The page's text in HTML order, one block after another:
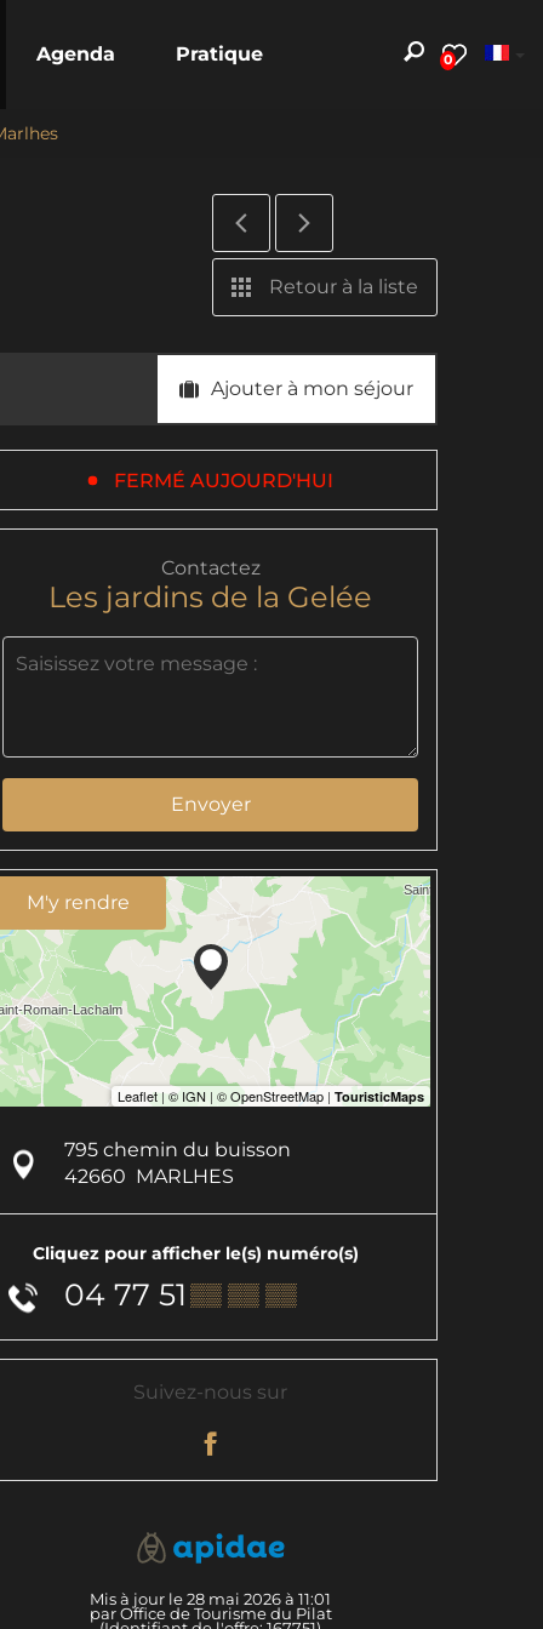
0
Agenda Pratique
Retour à la liste
Ajouter à mon séjour
FERMÉ AUJOURD'HUI
Contactez
Les jardins de la Gelée
Envoyer
M'y rendre
795 chemin du buisson
42660 MARLHES
Cliquez pour afficher le(s) numéro(s)
04 77 51 ▒▒ ▒▒ ▒▒
Suivez-nous sur
Mis à jour le 28 mai 2026 à 11:01
par Office de Tourisme du Pilat